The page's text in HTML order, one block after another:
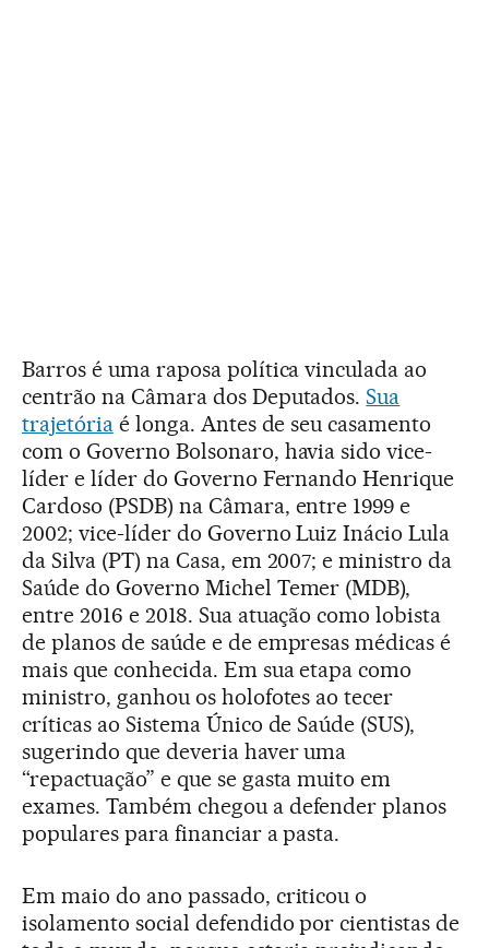
Barros é uma raposa política vinculada ao
centrão na Câmara dos Deputados.Sua
trajetóriaé longa. Antes de seu casamento
com o Governo Bolsonaro, havia sido vice-
líder e líder do Governo Fernando Henrique
Cardoso (PSDB) na Câmara, entre 1999 e
2002; vice-líder do Governo Luiz Inácio Lula
da Silva (PT) na Casa, em 2007; e ministro da
Saúde do Governo Michel Temer (MDB),
entre 2016 e 2018. Sua atuação como lobista
de planos de saúde e de empresas médicas é
mais que conhecida. Em sua etapa como
ministro, ganhou os holofotes ao tecer
críticas ao Sistema Único de Saúde (SUS),
sugerindo que deveria haver uma
“repactuação” e que se gasta muito em
exames. Também chegou a defender planos
populares para financiar a pasta.
Em maio do ano passado, criticou o
isolamento social defendido por cientistas de